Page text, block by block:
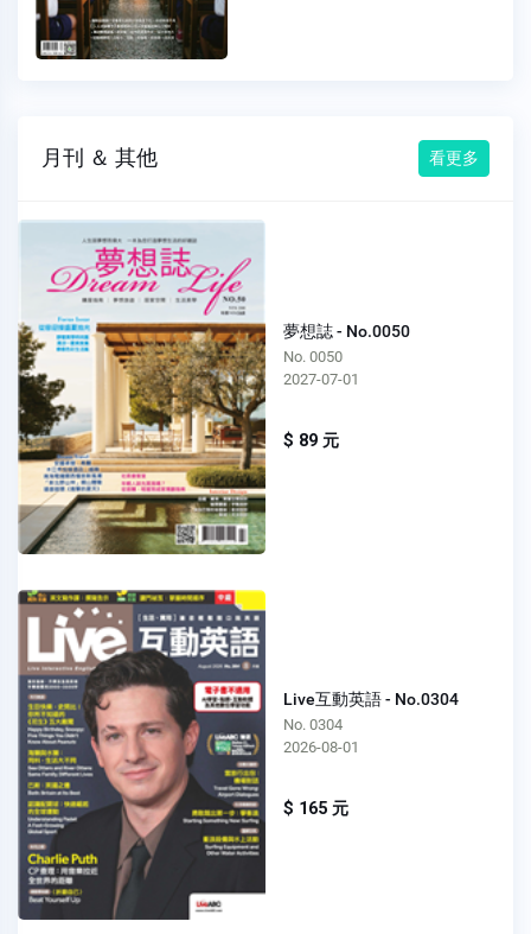
月刊 ＆ 其他 看更多
夢想誌 - No.0050
No. 0050
2027-07-01
$ 89 元
Live互動英語 - No.0304
No. 0304
2026-08-01
$ 165 元